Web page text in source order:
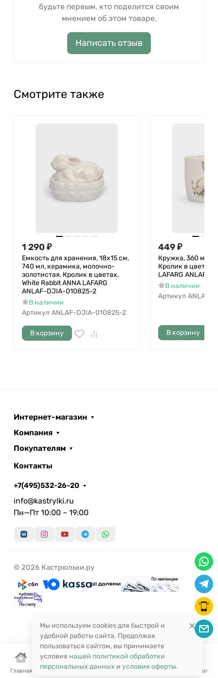
Главная Корзина Избранное Сравнение Поиск Каталог
будьте первым, кто поделится своим
мнением об этом товаре.
Написать отзыв
Смотрите также
1 290 ₽
Емкость для хранения, 18х15 см,
740 мл, керамика, молочно-
золотистая, Кролик в цветах,
White Rabbit ANNA LAFARG
ANLAF-DJIA-010825-2
В наличии
Артикул ANLAF-DJIA-010825-2
В корзину
449₽
Кружка, 360 мл,
Кролик в цветах,
LAFARG ANLAF-
В наличии
Артикул ANLAF-
В корзину
Интернет-магазин
Компания
Покупателям
Контакты
+7(495)532-26-20
info@kastrylki.ru
Пн—Пт 10:00 – 19:00
© 2026 Кастрюльки.ру
Мы используем cookies для быстрой и
удобной работы сайта. Продолжая
пользоваться сайтом, вы принимаете
условия нашей политикой обработки
персональных данных и условия оферты.